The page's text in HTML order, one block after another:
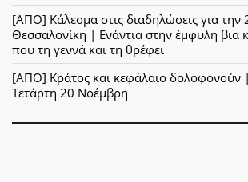
[ΑΠΟ] Κάλεσμα στις διαδηλώσεις για την
Θεσσαλονίκη | Ενάντια στην έμφυλη βια
που τη γεννά και τη θρέφει
[ΑΠΟ] Κράτος και κεφάλαιο δολοφονούν
Τετάρτη 20 Νοέμβρη